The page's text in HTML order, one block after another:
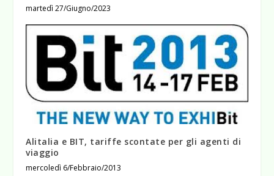
martedì 27/Giugno/2023
Alitalia e BIT, tariffe scontate per gli agenti di
viaggio
mercoledì 6/Febbraio/2013